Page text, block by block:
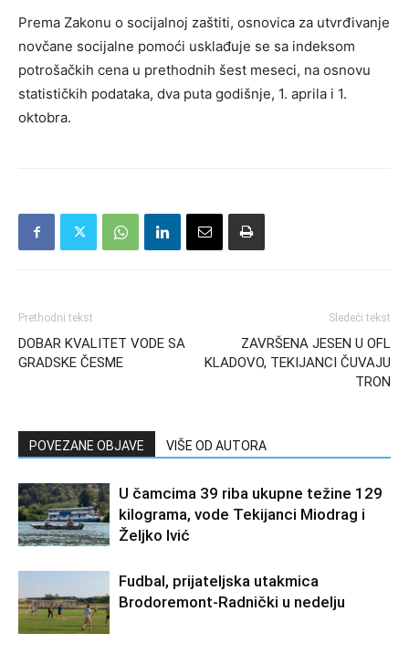
Prema Zakonu o socijalnoj zaštiti, osnovica za utvrđivanje
novčane socijalne pomoći usklađuje se sa indeksom
potrošačkih cena u prethodnih šest meseci, na osnovu
statističkih podataka, dva puta godišnje, 1. aprila i 1.
oktobra.
Prethodni tekst
DOBAR KVALITET VODE SA
GRADSKE ČESME
Sledeći tekst
ZAVRŠENA JESEN U OFL
KLADOVO, TEKIJANCI ČUVAJU
TRON
POVEZANE OBJAVE VIŠE OD AUTORA
U čamcima 39 riba ukupne težine 129
kilograma, vode Tekijanci Miodrag i
Željko Ivić
Fudbal, prijateljska utakmica
Brodoremont-Radnički u nedelju